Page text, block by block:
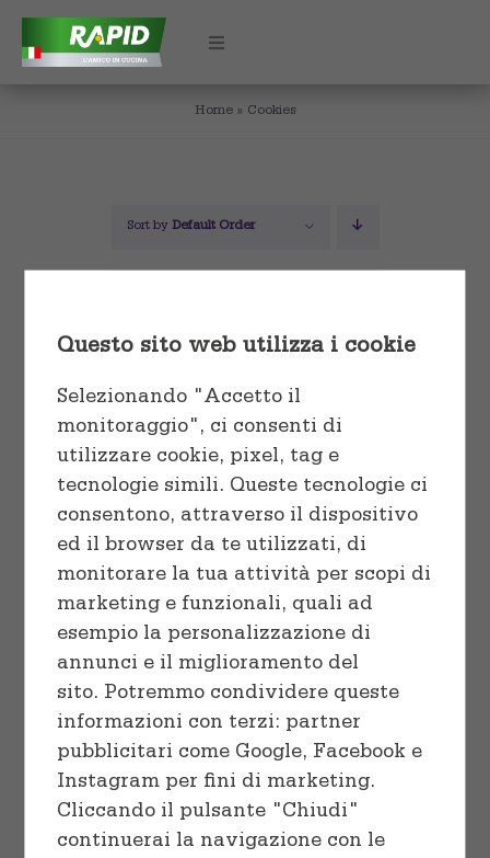
Skip
content
Toggle
Conservare e proteggere
Cuocere
Linea professionale
Preparare
Rotoli e Fogli
Vaschette e Teglie
Sacchetti
Home» Cookies
Sort by Default Order
SELECT OPTIONS
/
DETAILS
Questo sito web utilizza i cookie
Selezionando "Accetto il
monitoraggio", ci consenti di
utilizzare cookie, pixel, tag e
tecnologie simili. Queste tecnologie ci
consentono, attraverso il dispositivo
ed il browser da te utilizzati, di
monitorare la tua attività per scopi di
marketing e funzionali, quali ad
esempio la personalizzazione di
annunci e il miglioramento del
sito. Potremmo condividere queste
informazioni con terzi: partner
pubblicitari come Google, Facebook e
Instagram per fini di marketing.
Cliccando il pulsante "Chiudi"
continuerai la navigazione con le